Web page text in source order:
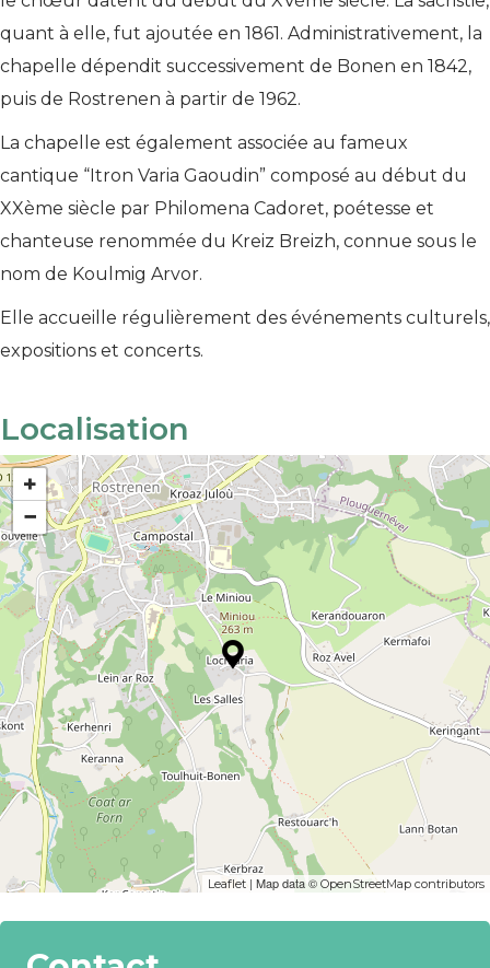
quant à elle, fut ajoutée en 1861. Administrativement, la
chapelle dépendit successivement de Bonen en 1842,
puis de Rostrenen à partir de 1962.
La chapelle est également associée au fameux
cantique “Itron Varia Gaoudin” composé au début du
XXème siècle par Philomena Cadoret, poétesse et
chanteuse renommée du Kreiz Breizh, connue sous le
nom de Koulmig Arvor.
Elle accueille régulièrement des événements culturels,
expositions et concerts.
Localisation
+
−
Leaflet | Map data © OpenStreetMap contributors